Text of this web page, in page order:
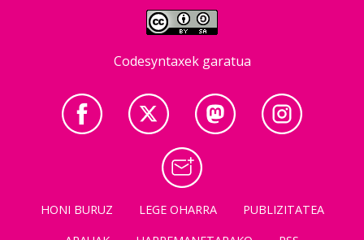
Codesyntaxek garatua
HONI BURUZ LEGE OHARRA
PUBLIZITATEA